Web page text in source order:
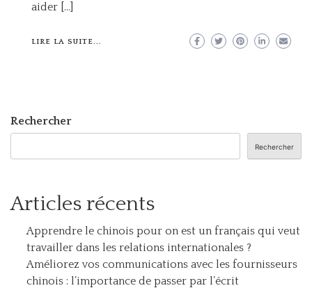
aider […]
LIRE LA SUITE...
Rechercher
Rechercher
Articles récents
Apprendre le chinois pour on est un français qui veut
travailler dans les relations internationales ?
Améliorez vos communications avec les fournisseurs
chinois : l’importance de passer par l’écrit